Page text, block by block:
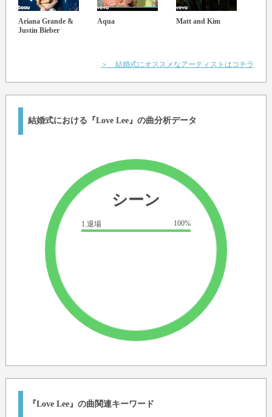
Ariana Grande &
Justin Bieber
Aqua Matt and Kim
＞ 結婚式にオススメなアーティストはコチラ
結婚式における『Love Lee』の曲分析データ
シーン
1.退場 100%
『Love Lee』の曲関連キーワード